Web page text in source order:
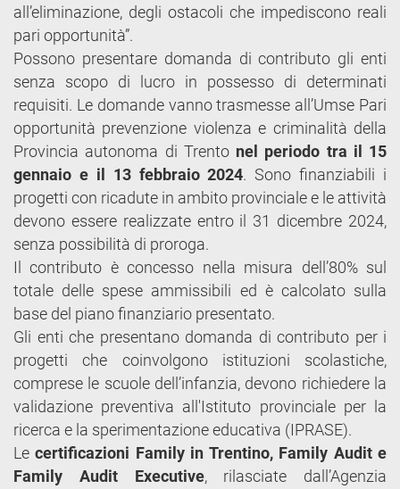
all’eliminazione, degli ostacoli che impediscono reali
pari opportunità”.
Possono presentare domanda di contributo gli enti
senza scopo di lucro in possesso di determinati
requisiti. Le domande vanno trasmesse all’Umse Pari
opportunità prevenzione violenza e criminalità della
Provincia autonoma di Trento nel periodo tra il 15
gennaio e il 13 febbraio 2024. Sono finanziabili i
progetti con ricadute in ambito provinciale e le attività
devono essere realizzate entro il 31 dicembre 2024,
senza possibilità di proroga.
Il contributo è concesso nella misura dell’80% sul
totale delle spese ammissibili ed è calcolato sulla
base del piano finanziario presentato.
Gli enti che presentano domanda di contributo per i
progetti che coinvolgono istituzioni scolastiche,
comprese le scuole dell’infanzia, devono richiedere la
validazione preventiva all'Istituto provinciale per la
ricerca e la sperimentazione educativa (IPRASE).
Le certificazioni Family in Trentino, Family Audit e
Family Audit Executive, rilasciate dall’Agenzia